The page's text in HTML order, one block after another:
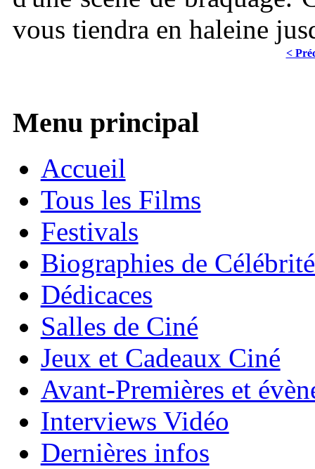
vous tiendra en haleine
<
Menu principal
Accueil
Tous les Films
Festivals
Biographies de
Dédicaces
Salles de Ciné
Jeux et Cadeaux Ciné
Avant-Premières et
Interviews Vidéo
Dernières infos